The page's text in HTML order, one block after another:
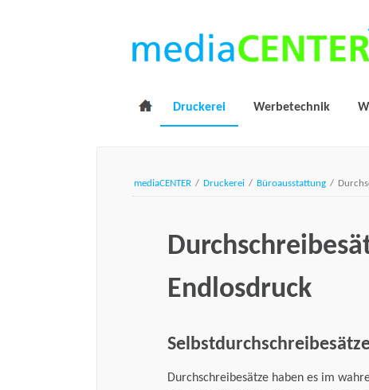
Druckerei Werbetechnik
mediaCENTER / Druckerei / Büroausstattung /
Endlosdruck
Durchschreibesätze haben es im